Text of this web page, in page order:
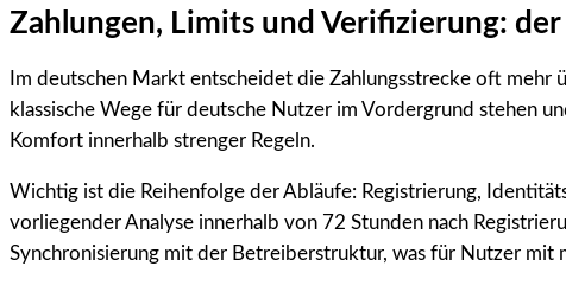
Zahlungen, Limits und Verifizierung:
Im deutschen Markt entscheidet die Zahlungsstrecke oft
klassische Wege für deutsche Nutzer im Vordergrund stehen
Komfort innerhalb strenger Regeln.
Wichtig ist die Reihenfolge der Abläufe: Registrierung,
vorliegender Analyse innerhalb von 72 Stunden nach
Synchronisierung mit der Betreiberstruktur, was für Nutzer mit